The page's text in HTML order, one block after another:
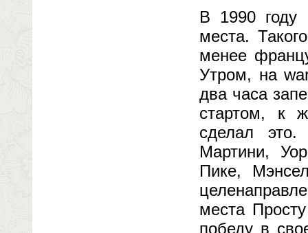
В 1990 году
места.
менее
Утром, на
два часа
стартом, к
сделал
Мартини,
Пике,
места
победу в